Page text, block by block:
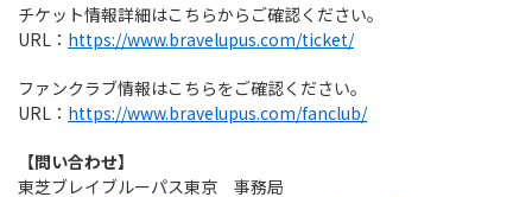
チケット情報詳細はこちらからご確認ください。
URL： https://www.bravelupus.com/ticket/
ファンクラブ情報はこちらをご確認ください。
URL： https://www.bravelupus.com/fanclub/
【問い合わせ】
東芝ブレイブルーパス東京 事務局